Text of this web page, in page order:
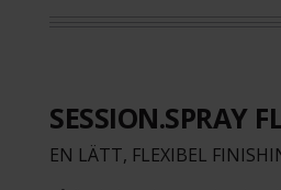
SESSION.SPRAY
EN LÄTT, FLEXIBEL